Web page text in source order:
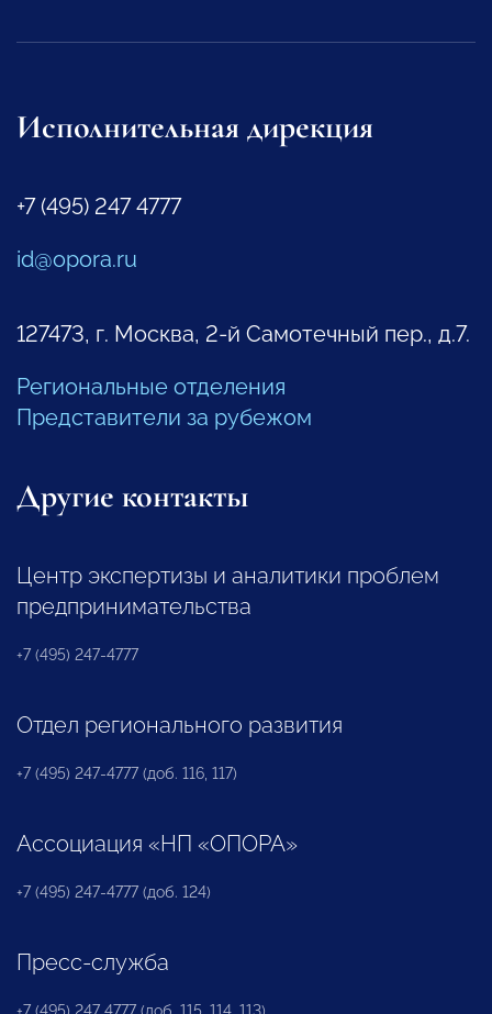
Исполнительная дирекция
+7 (495) 247 4777
id@opora.ru
127473, г. Москва, 2-й Самотечный пер., д.7.
Региональные отделения
Представители за рубежом
Другие контакты
Центр экспертизы и аналитики проблем
предпринимательства
+7 (495) 247-4777
Отдел регионального развития
+7 (495) 247-4777 (доб. 116, 117)
Ассоциация «НП «ОПОРА»
+7 (495) 247-4777 (доб. 124)
Пресс-служба